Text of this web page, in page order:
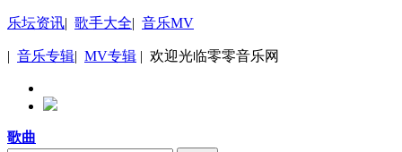
乐坛资讯| 歌手大全| 音乐MV
| 音乐专辑| MV专辑 | 欢迎光临零零音乐网
歌曲